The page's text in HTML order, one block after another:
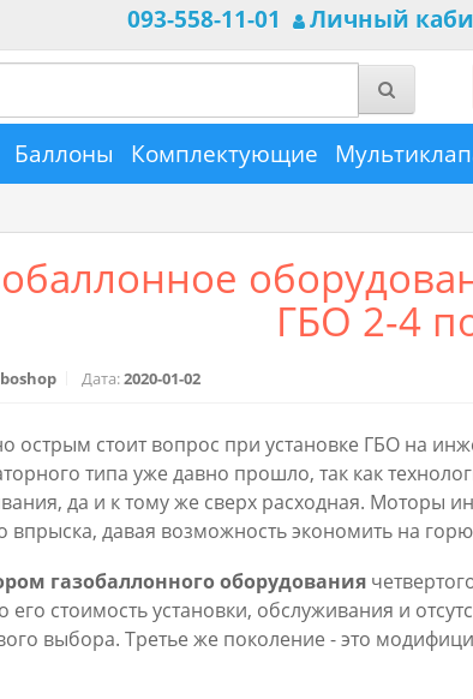
093-558-11-01 Личный
Баллоны Комплектующие
ГБО 2-4
Дата:2020-01-02
острым стоит вопрос при установке ГБО на
типа уже давно прошло, так как
да и к тому же сверх расходная. Моторы
впрыска, давая возможность экономить на
газобаллонного оборудования
стоимость установки, обслуживания и
выбора. Третье же поколение - это